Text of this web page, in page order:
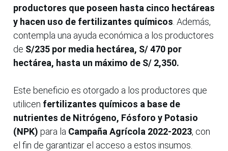
productores que poseen hasta cinco hectáreas
y hacen uso de fertilizantes químicos . Además,
contempla una ayuda económica a los productores
de S/235 por media hectárea, S/ 470 por
hectárea, hasta un máximo de S/ 2,350.
Este beneficio es otorgado a los productores que
utilicen fertilizantes químicos a base de
nutrientes de Nitrógeno, Fósforo y Potasio
(NPK) para la Campaña Agrícola 2022-2023, con
el fin de garantizar el acceso a estos insumos.